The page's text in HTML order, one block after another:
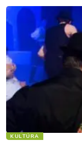
KULTÚRA